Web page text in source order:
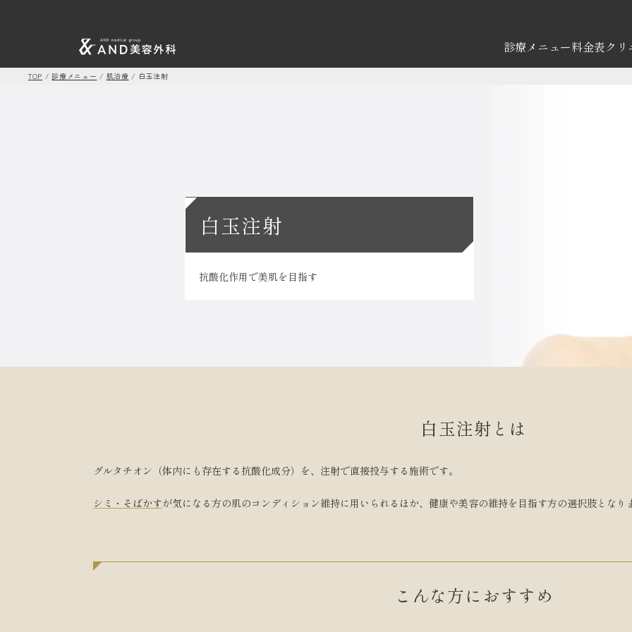
診療メニュー料金表ク
TOP /診療メニュー / 肌治療 / 白玉注射
白玉注射
抗酸化作用で美肌を目指す
白玉注射とは
グルタチオン（体内にも存在する抗酸化成分）を、注射で直接投与する施術です。
シミ・そばかすが気になる方の肌のコンディション維持に用いられるほか、健康や美容の維持を目指す方の選択肢となり
こんな方に おすすめ